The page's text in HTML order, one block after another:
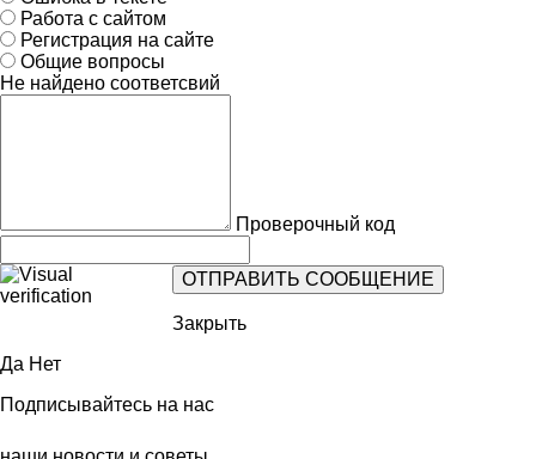
Работа с сайтом
Регистрация на сайте
Общие вопросы
Не найдено соответсвий
Проверочный код
Закрыть
Да Нет
Подписывайтесь на нас